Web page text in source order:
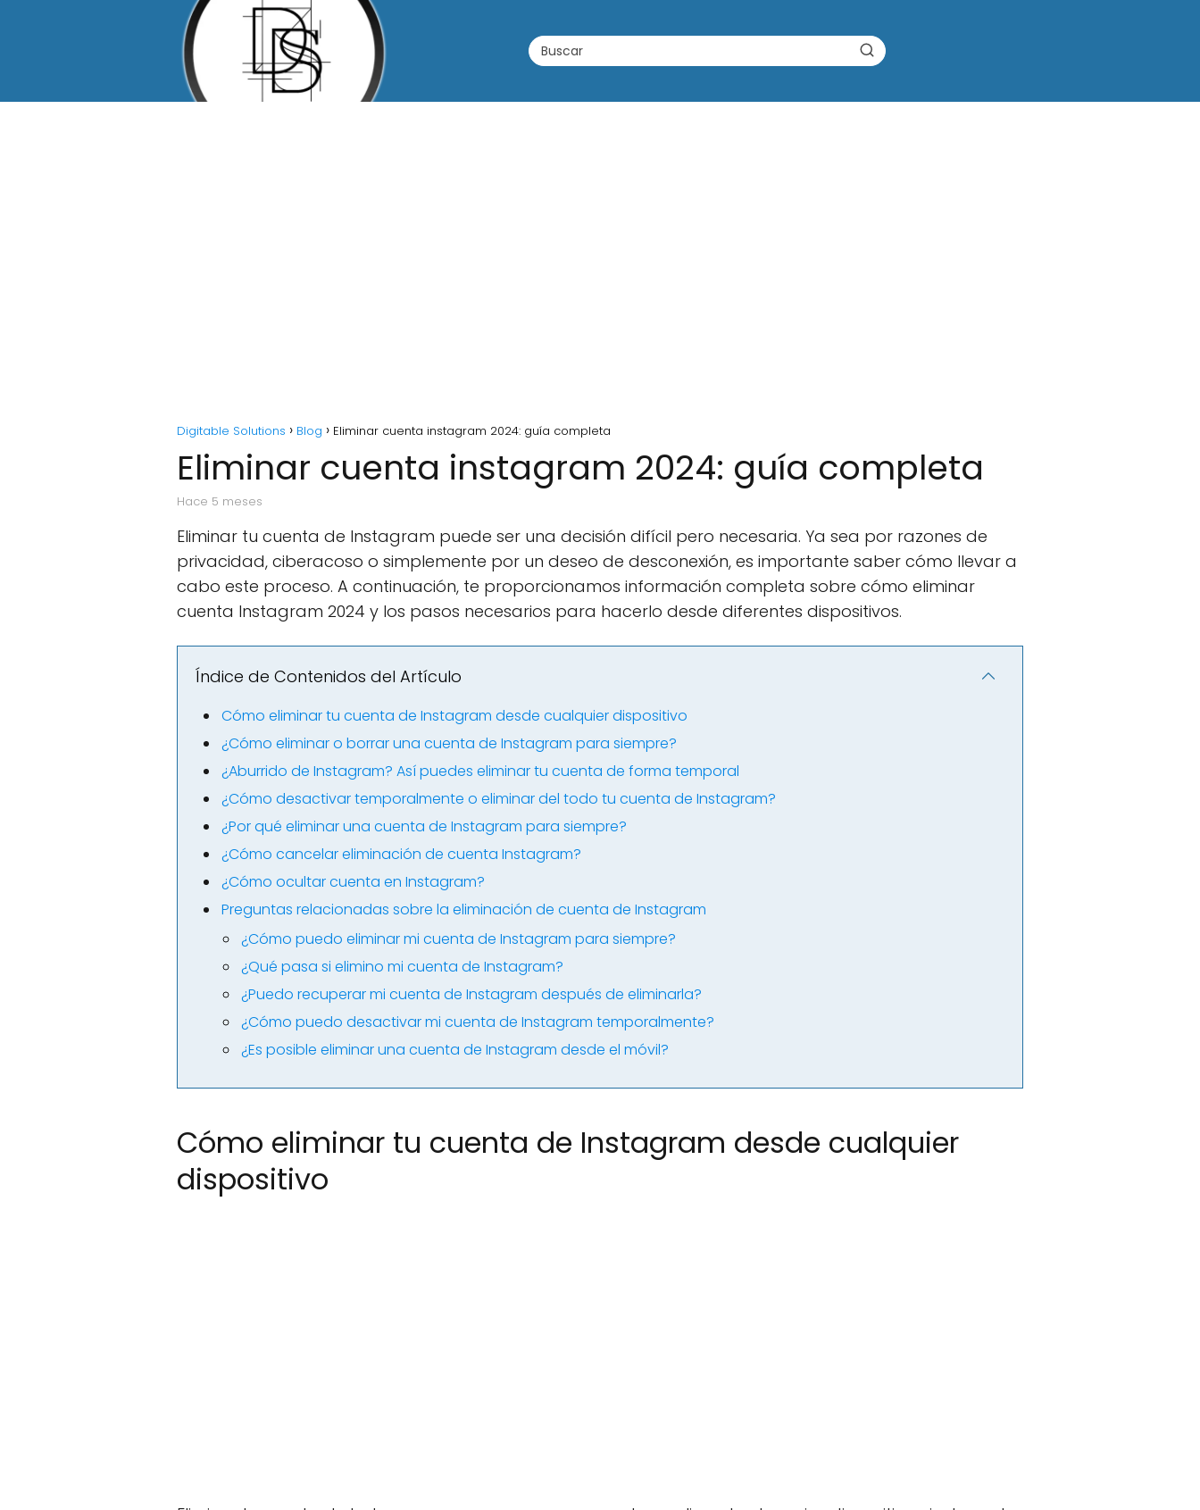
Digitable Solutions Blog Eliminar cuenta instagram 2024: guía completa
Eliminar cuenta instagram 2024: guía completa
hace 5 meses
Eliminar tu cuenta de Instagram puede ser una decisión difícil pero necesaria. Ya sea por razones de
privacidad, ciberacoso o simplemente por un deseo de desconexión, es importante saber cómo llevar a
cabo este proceso. A continuación, te proporcionamos información completa sobre cómo eliminar
cuenta Instagram 2024 y los pasos necesarios para hacerlo desde diferentes dispositivos.
Índice de Contenidos del Artículo
Cómo eliminar tu cuenta de Instagram desde cualquier dispositivo
¿Cómo eliminar o borrar una cuenta de Instagram para siempre?
¿Aburrido de Instagram? Así puedes eliminar tu cuenta de forma temporal
¿Cómo desactivar temporalmente o eliminar del todo tu cuenta de Instagram?
¿Por qué eliminar una cuenta de Instagram para siempre?
¿Cómo cancelar eliminación de cuenta Instagram?
¿Cómo ocultar cuenta en Instagram?
Preguntas relacionadas sobre la eliminación de cuenta de Instagram
¿Cómo puedo eliminar mi cuenta de Instagram para siempre?
¿Qué pasa si elimino mi cuenta de Instagram?
¿Puedo recuperar mi cuenta de Instagram después de eliminarla?
¿Cómo puedo desactivar mi cuenta de Instagram temporalmente?
¿Es posible eliminar una cuenta de Instagram desde el móvil?
Cómo eliminar tu cuenta de Instagram desde cualquier
dispositivo